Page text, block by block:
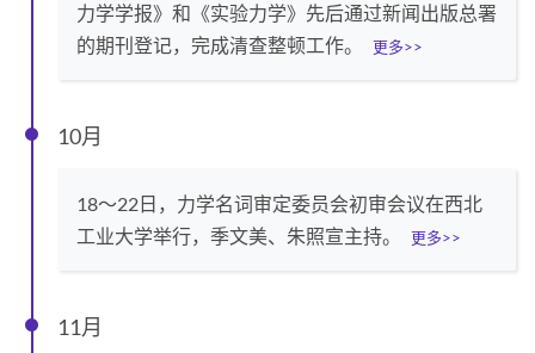
力学学报》和《实验力学》先后通过新闻出版总署
的期刊登记，完成清查整顿工作。
更多>>
10月
18～22日，力学名词审定委员会初审会议在西北
工业大学举行，季文美、朱照宣主持。
更多>>
11月